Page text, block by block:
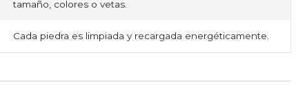
tamaño, colores o vetas.
Cada piedra es limpiada y recargada energéticamente.